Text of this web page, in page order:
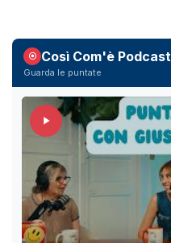
Così Com'è Podcast
Guarda le puntate